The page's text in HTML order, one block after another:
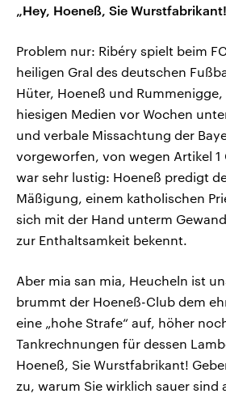
„Hey, Hoeneß, Sie
Problem nur: Ribéry spielt beim
heiligen Gral des deutschen
Hüter, Hoeneß und Rummenigge,
hiesigen Medien vor Wochen
und verbale Missachtung der
vorgeworfen, von wegen Artikel 1
war sehr lustig: Hoeneß predigt
Mäßigung, einem katholischen
sich mit der Hand unterm
zur Enthaltsamkeit bekennt.
Aber mia san mia, Heucheln ist
brummt der Hoeneß-Club dem
eine „hohe Strafe“ auf, höher
Tankrechnungen für dessen
Hoeneß, Sie Wurstfabrikant!
zu, warum Sie wirklich sauer sind